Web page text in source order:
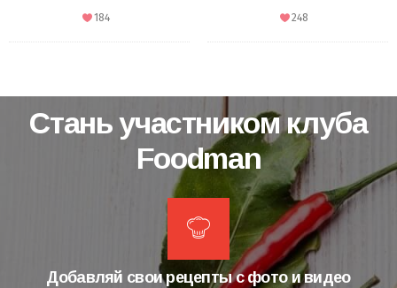
184 248
Стань участником клуба
Foodman
Добавляй свои рецепты с фото и видео